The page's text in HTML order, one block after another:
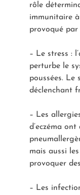
rôle
immunitaire à
provoqué par
– Le stress :
perturbe le
poussées. Le
déclenchant
– Les
d’eczéma
mais aussi
provoquer
– Les